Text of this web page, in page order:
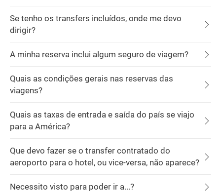
Se tenho os transfers incluídos, onde me devo
dirigir?
A minha reserva inclui algum seguro de viagem?
Quais as condições gerais nas reservas das
viagens?
Quais as taxas de entrada e saída do país se viajo
para a América?
Que devo fazer se o transfer contratado do
aeroporto para o hotel, ou vice-versa, não aparece?
Necessito visto para poder ir a...?